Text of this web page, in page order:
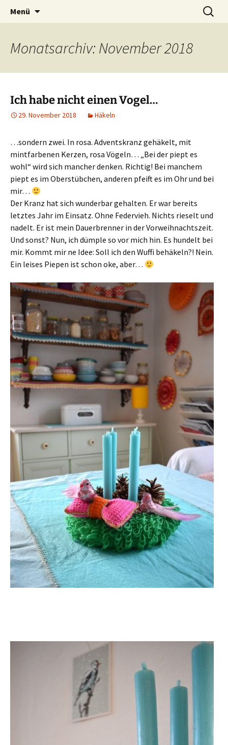
Häkelfieber
Ich bin im…
Menü
Suchen
nach:
Monatsarchiv: November 2018
Ich habe nicht einen Vogel…
29. November 2018 Häkeln
…sondern zwei. In rosa. Adventskranz gehäkelt, mit
mintfarbenen Kerzen, rosa Vögeln… „Bei der piept es
wohl“ wird sich mancher denken. Richtig! Bei manchem
piept es im Oberstübchen, anderen pfeift es im Ohr und bei
mir…
Der Kranz hat sich wunderbar gehalten. Er war bereits
letztes Jahr im Einsatz. Ohne Federvieh. Nichts rieselt und
nadelt. Er ist mein Dauerbrenner in der Vorweihnachtszeit.
Und sonst? Nun, ich dümple so vor mich hin. Es hundelt bei
mir. Kommt mir ne Idee: Soll ich den Wuffi behäkeln?! Nein.
Ein leises Piepen ist schon oke, aber…